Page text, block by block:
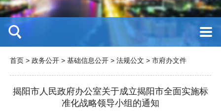
首页 > 政务公开 > 基础信息公开 > 法规公文 > 市府办文件
揭阳市人民政府办公室关于成立揭阳市全面实施标
准化战略领导小组的通知